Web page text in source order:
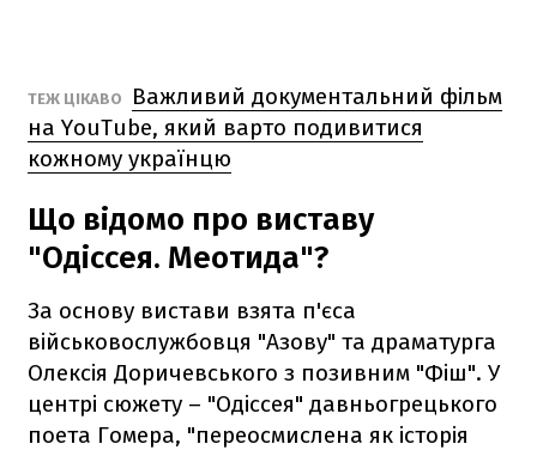
ТЕЖ ЦІКАВО
Важливий документальний фільм
на YouTube, який варто подивитися
кожному українцю
Що відомо про виставу
"Одіссея. Меотида"?
За основу вистави взята п'єса
військовослужбовця "Азову" та драматурга
Олексія Доричевського з позивним "Фіш". У
центрі сюжету – "Одіссея" давньогрецького
поета Гомера, "переосмислена як історія